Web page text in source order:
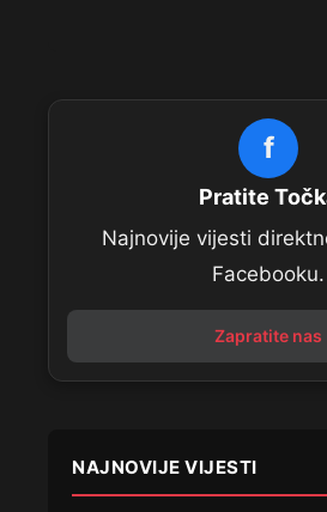
f
Pratite
Najnovije vijesti
Facebooku.
Zapratite nas
NAJNOVIJE VIJESTI